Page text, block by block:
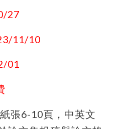
27
11/10
01
張6-10頁，中英文